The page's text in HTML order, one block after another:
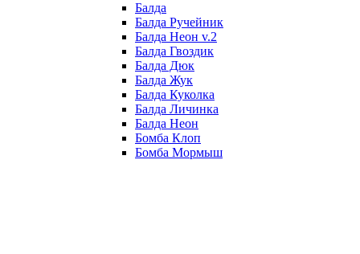
Балда
Балда Ручейник
Балда Неон v.2
Балда Гвоздик
Балда Дюк
Балда Жук
Балда Куколка
Балда Личинка
Балда Неон
Бомба Клоп
Бомба Мормыш